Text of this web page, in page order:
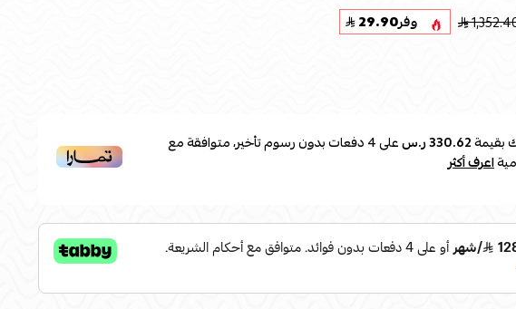
وفر29.90
بقيمة330.62 ر.س على4دفعات بدون رسوم تأخير، متوافقة مع
اعرف أكثر